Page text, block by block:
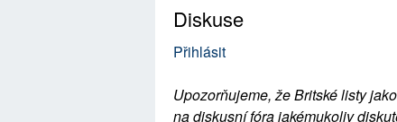
Diskuse
Přihlásit
Upozorňujeme, že Britské listy
na diskusní fóra jakémukoliv